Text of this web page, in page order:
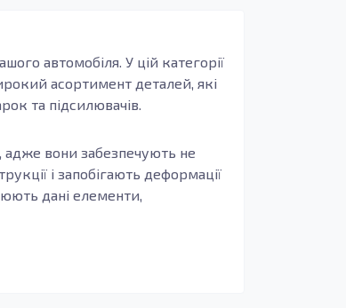
автомобіля. У цій категорії
асортимент деталей, які
та підсилювачів.
адже вони забезпечують не
і запобігають деформації
дані елементи,
виготовлені з оцинкованої